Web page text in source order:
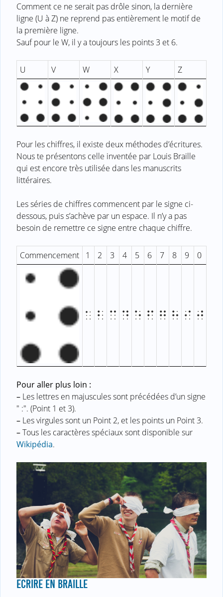
Comment ce ne serait pas drôle sinon, la dernière
ligne (U à Z) ne reprend pas entièrement le motif de
la première ligne.
Sauf pour le W, il y a toujours les points 3 et 6.
U V W X Y Z
Pour les chiffres, il existe deux méthodes d’écritures.
Nous te présentons celle inventée par Louis Braille
qui est encore très utilisée dans les manuscrits
littéraires.
Les séries de chiffres commencent par le signe ci-
dessous, puis s’achève par un espace. Il n’y a pas
besoin de remettre ce signe entre chaque chiffre.
Commencement 1 2 3 4 5 6 7 8 9 0
Pour aller plus loin :
– Les lettres en majuscules sont précédées d’un signe
" :". (Point 1 et 3).
– Les virgules sont un Point 2, et les points un Point 3.
–Tous les caractères spéciaux sont disponible sur
Wikipédia.
ECRIRE EN BRAILLE